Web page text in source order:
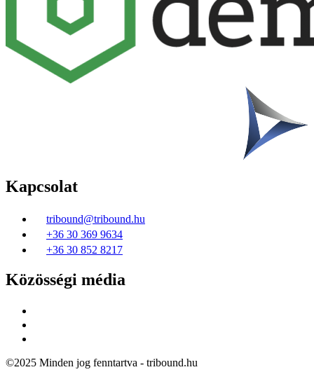
Kapcsolat
tribound@tribound.hu
+36 30 369 9634
+36 30 852 8217
Közösségi média
©2025 Minden jog fenntartva - tribound.hu